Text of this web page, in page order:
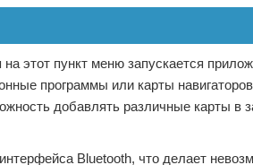
этот пункт меню запускается
программы или карты
добавлять различные карты в
Bluetooth, что делает